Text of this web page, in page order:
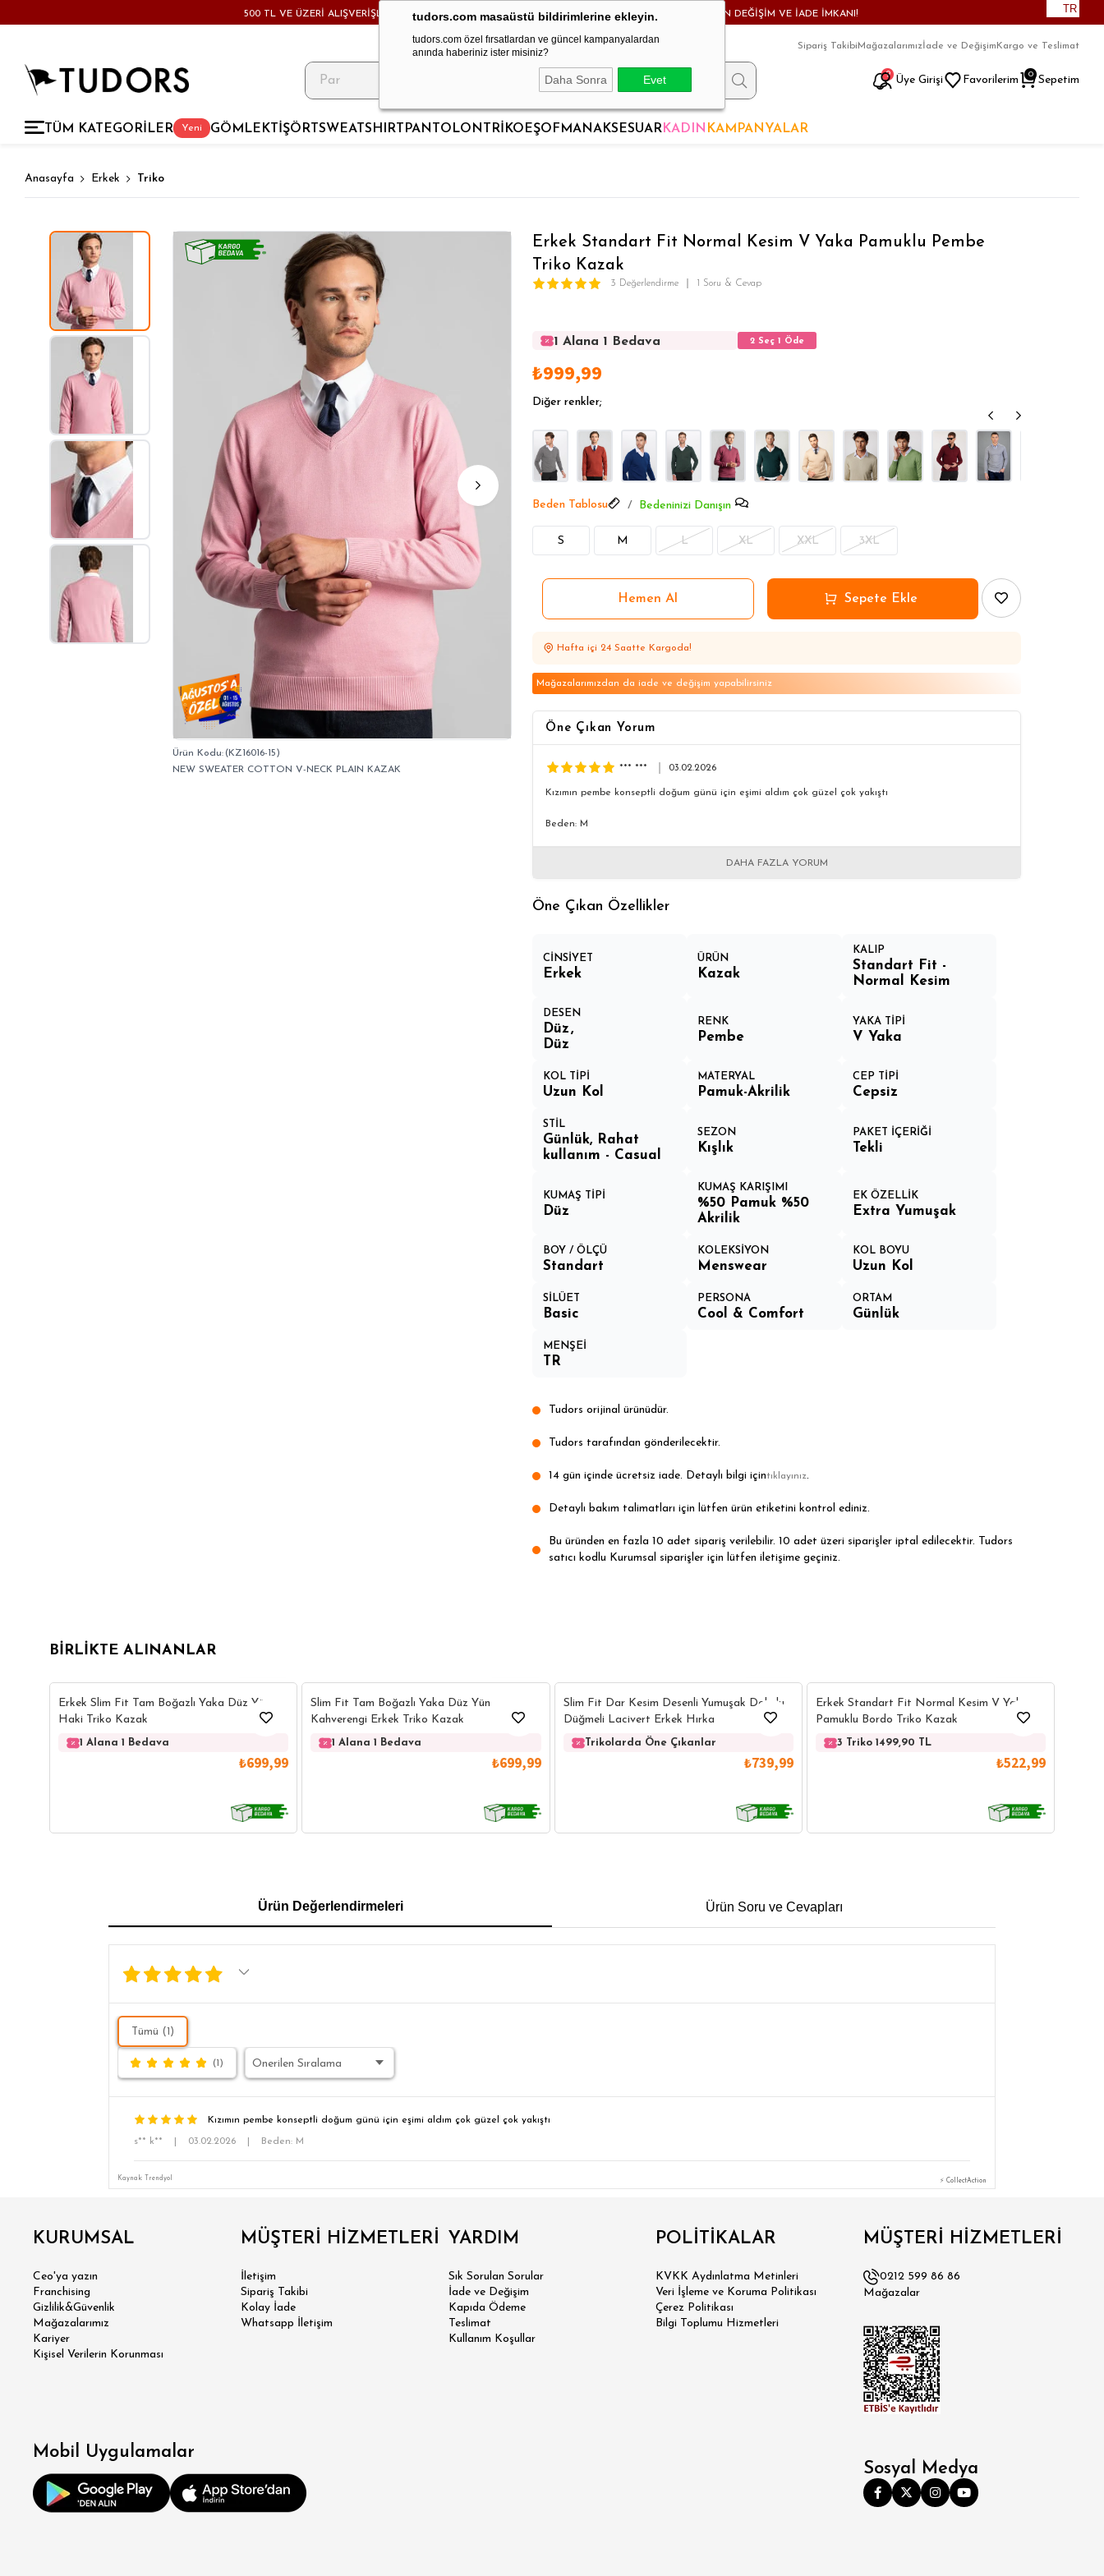
tudors.com masaüstü bildirimlerine ekleyin.
tudors.com özel fırsatlardan ve güncel kampanyalardan
anında haberiniz ister misiniz?
Daha Sonra Evet
500 TL VE ÜZERİ ALIŞVERİŞLERDE KARGO BEDAVA! - HAFTA İÇİ 24 SAATTE KARGODA! - MAĞAZADAN DEĞİŞİM VE İADE İMKANI! TR
9
Sipariş TakibiMağazalarımız İade ve Değişim Kargo ve Teslimat
Üye Girişi Favorilerim Sepetim
0
Yeni
TÜM KATEGORİLER GÖMLEK TİŞÖRT SWEATSHIRT PANTOLON TRİKO EŞOFMANAKSESUARKADIN KAMPANYALAR
Anasayfa Erkek Triko
(KZ16016-15)
NEW SWEATER COTTON V-NECK PLAIN KAZAK
Erkek Standart Fit Normal Kesim V Yaka Pamuklu Pembe
Triko Kazak
3 Değerlendirme 1 Soru & Cevap
1 Alana 1 Bedava 2 Seç 1 Öde
1 Alana 1 Bedava
1 Alana 1 Bedava
₺999,99
Diğer renkler;
Beden Tablosu Bedeninizi Danışın
S M L XL XXL 3XL
Hafta içi 24 Saatte Kargoda!
Mağazalarımızdan da iade ve değişim yapabilirsiniz
Öne Çıkan Yorum
*** *** 03.02.2026
Kızımın pembe konseptli doğum günü için eşimi aldım çok güzel çok yakıştı
Beden: M
DAHA FAZLA YORUM
Öne Çıkan Özellikler
CİNSİYET
Erkek
ÜRÜN
Kazak
KALIP
Standart Fit -
Normal Kesim
DESEN
Düz
Düz
RENK
Pembe
YAKA TİPİ
V Yaka
KOL TİPİ
Uzun Kol
MATERYAL
Pamuk-Akrilik
CEP TİPİ
Cepsiz
STİL
Günlük, Rahat
kullanım - Casual
SEZON
Kışlık
PAKET İÇERİĞİ
Tekli
KUMAŞ TİPİ
Düz
KUMAŞ KARIŞIMI
%50 Pamuk %50
Akrilik
EK ÖZELLİK
Extra Yumuşak
BOY / ÖLÇÜ
Standart
KOLEKSİYON
Menswear
KOL BOYU
Uzun Kol
SİLÜET
Basic
PERSONA
Cool & Comfort
ORTAM
Günlük
MENŞEİ
TR
Tudors orijinal ürünüdür.
Tudors tarafından gönderilecektir.
14 gün içinde ücretsiz iade. Detaylı bilgi içintıklayınız.
Detaylı bakım talimatları için lütfen ürün etiketini kontrol ediniz.
Bu üründen en fazla 10 adet sipariş verilebilir. 10 adet üzeri siparişler iptal edilecektir. Tudors
satıcı kodlu Kurumsal siparişler için lütfen iletişime geçiniz.
BIRLIKTE ALINANLAR
Erkek Slim Fit Tam Boğazlı Yaka Düz Yün
Haki Triko Kazak
1 Alana 1 Bedava
₺699,99
Slim Fit Tam Boğazlı Yaka Düz Yün
Kahverengi Erkek Triko Kazak
1 Alana 1 Bedava
₺699,99
Slim Fit Dar Kesim Desenli Yumuşak Dokulu
Düğmeli Lacivert Erkek Hırka
Trikolarda Öne Çıkanlar
₺739,99
Erkek Standart Fit Normal Kesim V Yaka
Pamuklu Bordo Triko Kazak
3 Triko 1499,90 TL
₺522,99
Ürün Değerlendirmeleri Ürün Soru ve Cevapları
Tümü (1)
(1)
Kızımın pembe konseptli doğum günü için eşimi aldım çok güzel çok yakıştı
s** k** 03.02.2026 Beden: M
Kaynak: Trendyol ⚡ CollectAction
KURUMSAL
Ceo'ya yazın
Franchising
Gizlilik&Güvenlik
Mağazalarımız
Kariyer
Kişisel Verilerin Korunması
MÜŞTERİ HİZMETLERİ
İletişim
Sipariş Takibi
Kolay İade
Whatsapp İletişim
YARDIM
Sık Sorulan Sorular
İade ve Değişim
Kapıda Ödeme
Teslimat
Kullanım Koşullar
POLİTİKALAR
KVKK Aydınlatma Metinleri
Veri İşleme ve Koruma Politikası
Çerez Politikası
Bilgi Toplumu Hizmetleri
MÜŞTERİ HİZMETLERİ
0212 599 86 86
Mağazalar
Sosyal Medya
Mobil Uygulamalar